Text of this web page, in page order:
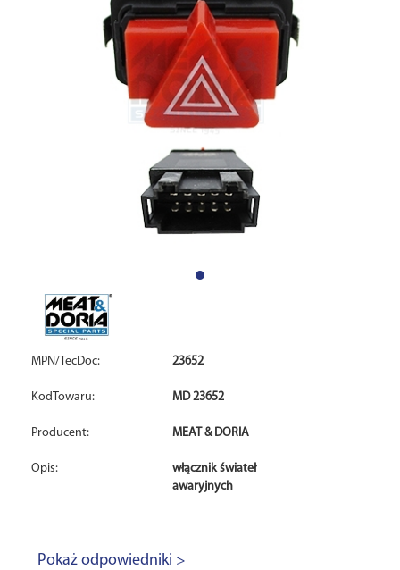
MPN/TecDoc: 23652
KodTowaru: MD 23652
Producent: MEAT & DORIA
Opis:
włącznik świateł
awaryjnych
Pokaż odpowiedniki >